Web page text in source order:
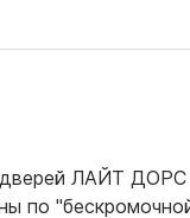
ЛАЙТ ДОРС
по